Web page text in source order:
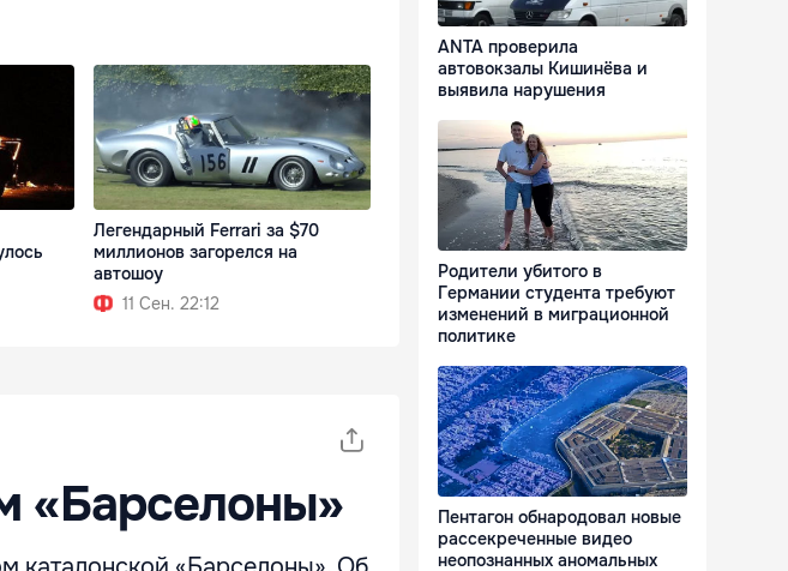
Легендарный Ferrari за $70
миллионов загорелся на
автошоу
11 Сен. 22:12
«Барселоны»
ANTA проверила
автовокзалы Кишинёва и
выявила нарушения
Родители убитого в
Германии студента требуют
изменений в миграционной
политике
Пентагон обнародовал новые
рассекреченные видео
неопознанных аномальных